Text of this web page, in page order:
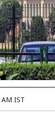
IST